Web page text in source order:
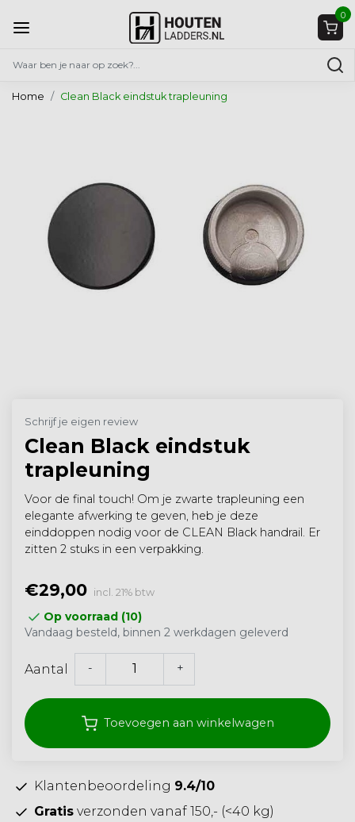
0
Home Clean Black eindstuk trapleuning
Schrijf je eigen review
Clean Black eindstuk
trapleuning
Voor de final touch! Om je zwarte trapleuning een
elegante afwerking te geven, heb je deze
einddoppen nodig voor de CLEAN Black handrail. Er
zitten 2 stuks in een verpakking.
€29,00 incl. 21% btw
Op voorraad (10)
Vandaag besteld, binnen 2 werkdagen geleverd
Aantal - +
Toevoegen aan winkelwagen
Klantenbeoordeling 9.4/10
Gratis verzonden vanaf 150,- (<40 kg)